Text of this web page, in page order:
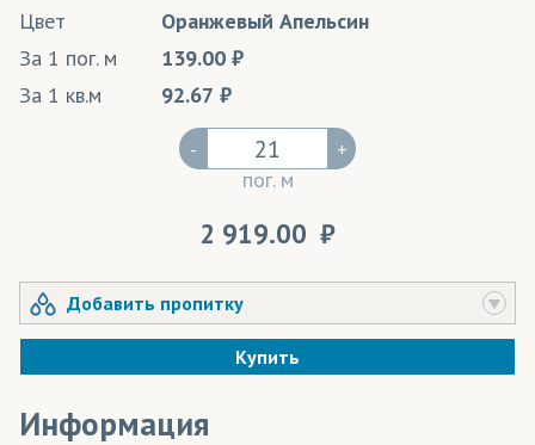
Цвет
Оранжевый Апельсин
За 1 пог. м
139.00
За 1 кв.м
92.67
-
пог. м
+
2 919.00
Добавить пропитку
Купить
Информация